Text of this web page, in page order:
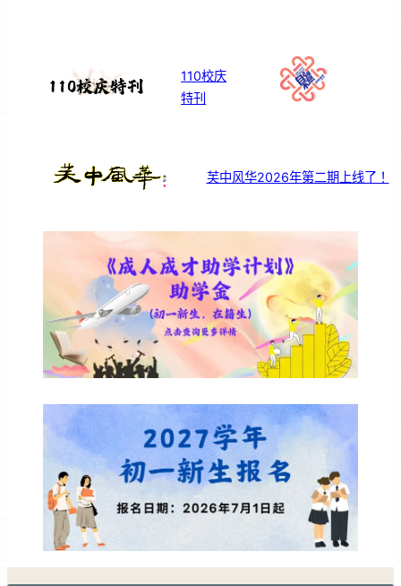
110校庆
特刊
芙中风华2026年第二期上线了！